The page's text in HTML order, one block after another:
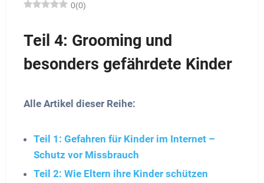
0(0)
Teil 4: Grooming und
besonders gefährdete Kinder
Alle Artikel dieser Reihe:
Teil 1: Gefahren für Kinder im Internet –
Schutz vor Missbrauch
Teil 2: Wie Eltern ihre Kinder schützen